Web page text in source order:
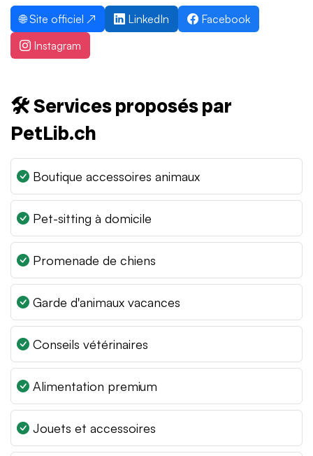
🌐 Site officiel ↗ LinkedIn
Facebook
Instagram
🛠️ Services proposés par
PetLib.ch
Boutique accessoires animaux
Pet-sitting à domicile
Promenade de chiens
Garde d'animaux vacances
Conseils vétérinaires
Alimentation premium
Jouets et accessoires